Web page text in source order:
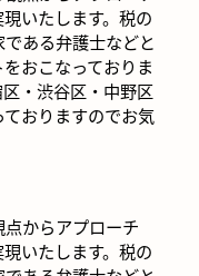
いたします。税の
ある弁護士などと
おこなっておりま
・渋谷区・中野区
おりますのでお気
からアプローチ
いたします。税の